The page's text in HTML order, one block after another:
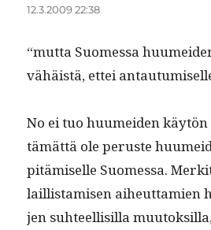
12.3.2009 22:38
“mut­ta Suomes­sa
vähäistä, ettei
No ei tuo huumei­den
tämät­tä ole peruste
pitämiselle Suomes­sa.
lail­lis­tamisen aiheut­tamien
jen suh­teel­lisil­la